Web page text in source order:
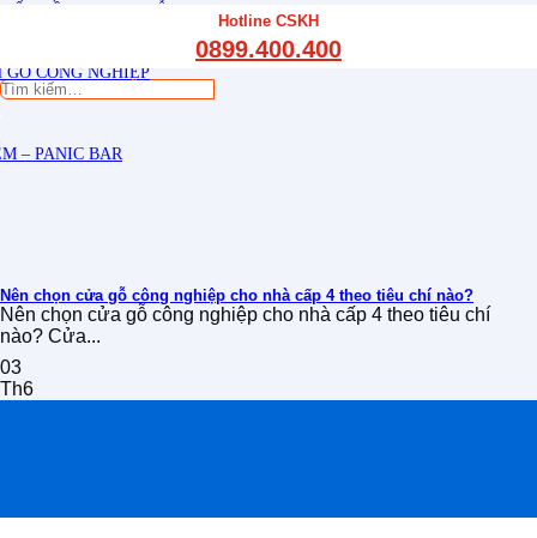
GỖ CÔNG NGHIỆP
– PANIC BAR
Hotline CSKH
0899.400.400
Tìm
Nên chọn cửa gỗ công nghiệp cho nhà cấp 4 theo tiêu chí nào?
Nên chọn cửa gỗ công nghiệp cho nhà cấp 4 theo tiêu chí
nào? Cửa...
03
Th6